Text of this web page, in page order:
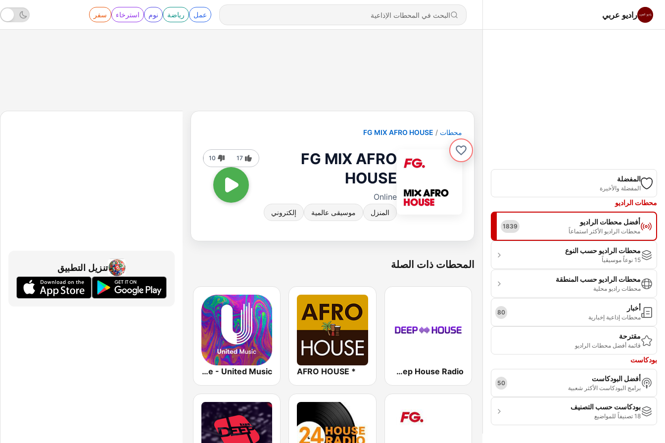
راديو عربي عمل رياضة نوم استرخاء سفر
المفضلة
المفضلة والأخيرة
محطات الراديو
أفضل محطات الراديو
محطات الراديو الأكثر استماعاً
1839
محطات الراديو حسب النوع
15 نوعاً موسيقياً
محطات الراديو حسب المنطقة
محطات راديو محلية
أخبار
محطات إذاعية إخبارية
80
مقترحة
قائمة أفضل محطات الراديو
بودكاست
أفضل البودكاست
برامج البودكاست الأكثر شعبية
50
بودكاست حسب التصنيف
18 تصنيفاً للمواضيع
محطات FG MIX AFRO HOUSE
FG MIX AFRO
HOUSE
Online
المنزل موسيقى عالمية إلكتروني
17
10
المحطات ذات الصلة
Deep House Radio
* AFRO HOUSE
Top 100 Afro House - United Music
تنزيل التطبيق